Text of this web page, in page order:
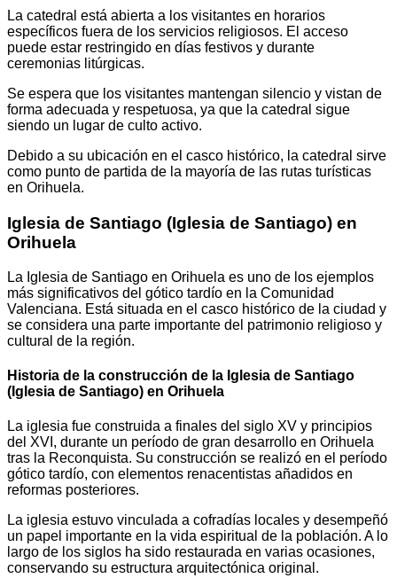
La catedral está abierta a los visitantes en horarios
específicos fuera de los servicios religiosos. El acceso
puede estar restringido en días festivos y durante
ceremonias litúrgicas.
Se espera que los visitantes mantengan silencio y vistan de
forma adecuada y respetuosa, ya que la catedral sigue
siendo un lugar de culto activo.
Debido a su ubicación en el casco histórico, la catedral sirve
como punto de partida de la mayoría de las rutas turísticas
en Orihuela.
Iglesia de Santiago (Iglesia de Santiago) en
Orihuela
La Iglesia de Santiago en Orihuela es uno de los ejemplos
más significativos del gótico tardío en la Comunidad
Valenciana. Está situada en el casco histórico de la ciudad y
se considera una parte importante del patrimonio religioso y
cultural de la región.
Historia de la construcción de la Iglesia de Santiago
(Iglesia de Santiago) en Orihuela
La iglesia fue construida a finales del siglo XV y principios
del XVI, durante un período de gran desarrollo en Orihuela
tras la Reconquista. Su construcción se realizó en el período
gótico tardío, con elementos renacentistas añadidos en
reformas posteriores.
La iglesia estuvo vinculada a cofradías locales y desempeñó
un papel importante en la vida espiritual de la población. A lo
largo de los siglos ha sido restaurada en varias ocasiones,
conservando su estructura arquitectónica original.